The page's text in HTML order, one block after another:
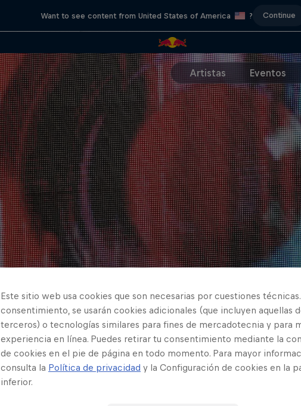
Want to see content from United States of America ? Continue
Artistas Eventos
Este sitio web usa cookies que son necesarias por cuestiones
consentimiento, se usarán cookies adicionales (que incluyen aquellas
terceros) o tecnologías similares para fines de mercadotecnia y para
experiencia en línea. Puedes retirar tu consentimiento mediante la
de cookies en el pie de página en todo momento. Para mayor
consulta la Política de privacidad y la Configuración de cookies en la
inferior.